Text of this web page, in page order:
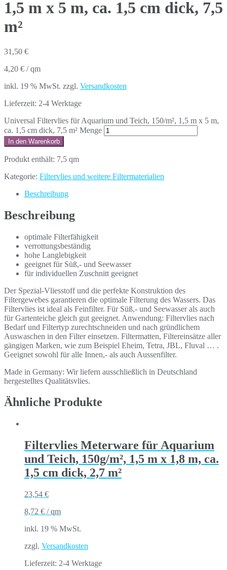
1,5 m x 5 m, ca. 1,5 cm dick, 7,5
m²
31,50 €
4,20 € /qm
inkl. 19 % MwSt. zzgl. Versandkosten
Lieferzeit: 2-4 Werktage
Universal Filtervlies für Aquarium und Teich, 150/m², 1,5 m x 5 m,
ca. 1,5 cm dick, 7,5 m² Menge
In den Warenkorb
Produkt enthält: 7,5 qm
Kategorie: Filtervlies und weitere Filtermaterialien
Beschreibung
Beschreibung
optimale Filterfähigkeit
verrottungsbeständig
hohe Langlebigkeit
geeignet für Süß,- und Seewasser
für individuellen Zuschnitt geeignet
Der Spezial-Vliesstoff und die perfekte Konstruktion des
Filtergewebes garantieren die optimale Filterung des Wassers. Das
Filtervlies ist ideal als Feinfilter. Für Süß,- und Seewasser als auch
für Gartenteiche gleich gut geeignet. Anwendung: Filtervlies nach
Bedarf und Filtertyp zurechtschneiden und nach gründlichem
Auswaschen in den Filter einsetzen. Filtermatten, Filtereinsätze aller
gängigen Marken, wie zum Beispiel Eheim, Tetra, JBL, Fluval … .
Geeignet sowohl für alle Innen,- als auch Aussenfilter.
Made in Germany: Wir liefern ausschließlich in Deutschland
hergestelltes Qualitätsvlies.
Ähnliche Produkte
Filtervlies Meterware für Aquarium
und Teich, 150g/m², 1,5 m x 1,8 m, ca.
1,5 cm dick, 2,7 m²
23,54 €
8,72 € /qm
inkl. 19 % MwSt.
zzgl. Versandkosten
Lieferzeit: 2-4 Werktage